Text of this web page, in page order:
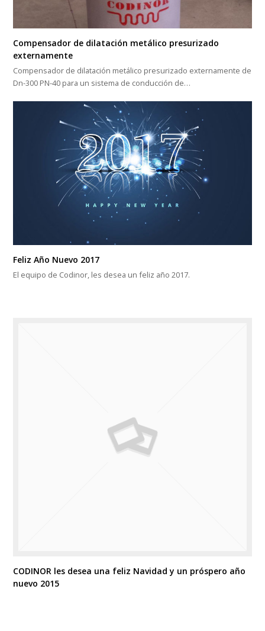
Compensador de dilatación metálico presurizado
externamente
Compensador de dilatación metálico presurizado externamente de
Dn-300 PN-40 para un sistema de conducción de…
Feliz Año Nuevo 2017
El equipo de Codinor, les desea un feliz año 2017.
CODINOR les desea una feliz Navidad y un próspero año
nuevo 2015